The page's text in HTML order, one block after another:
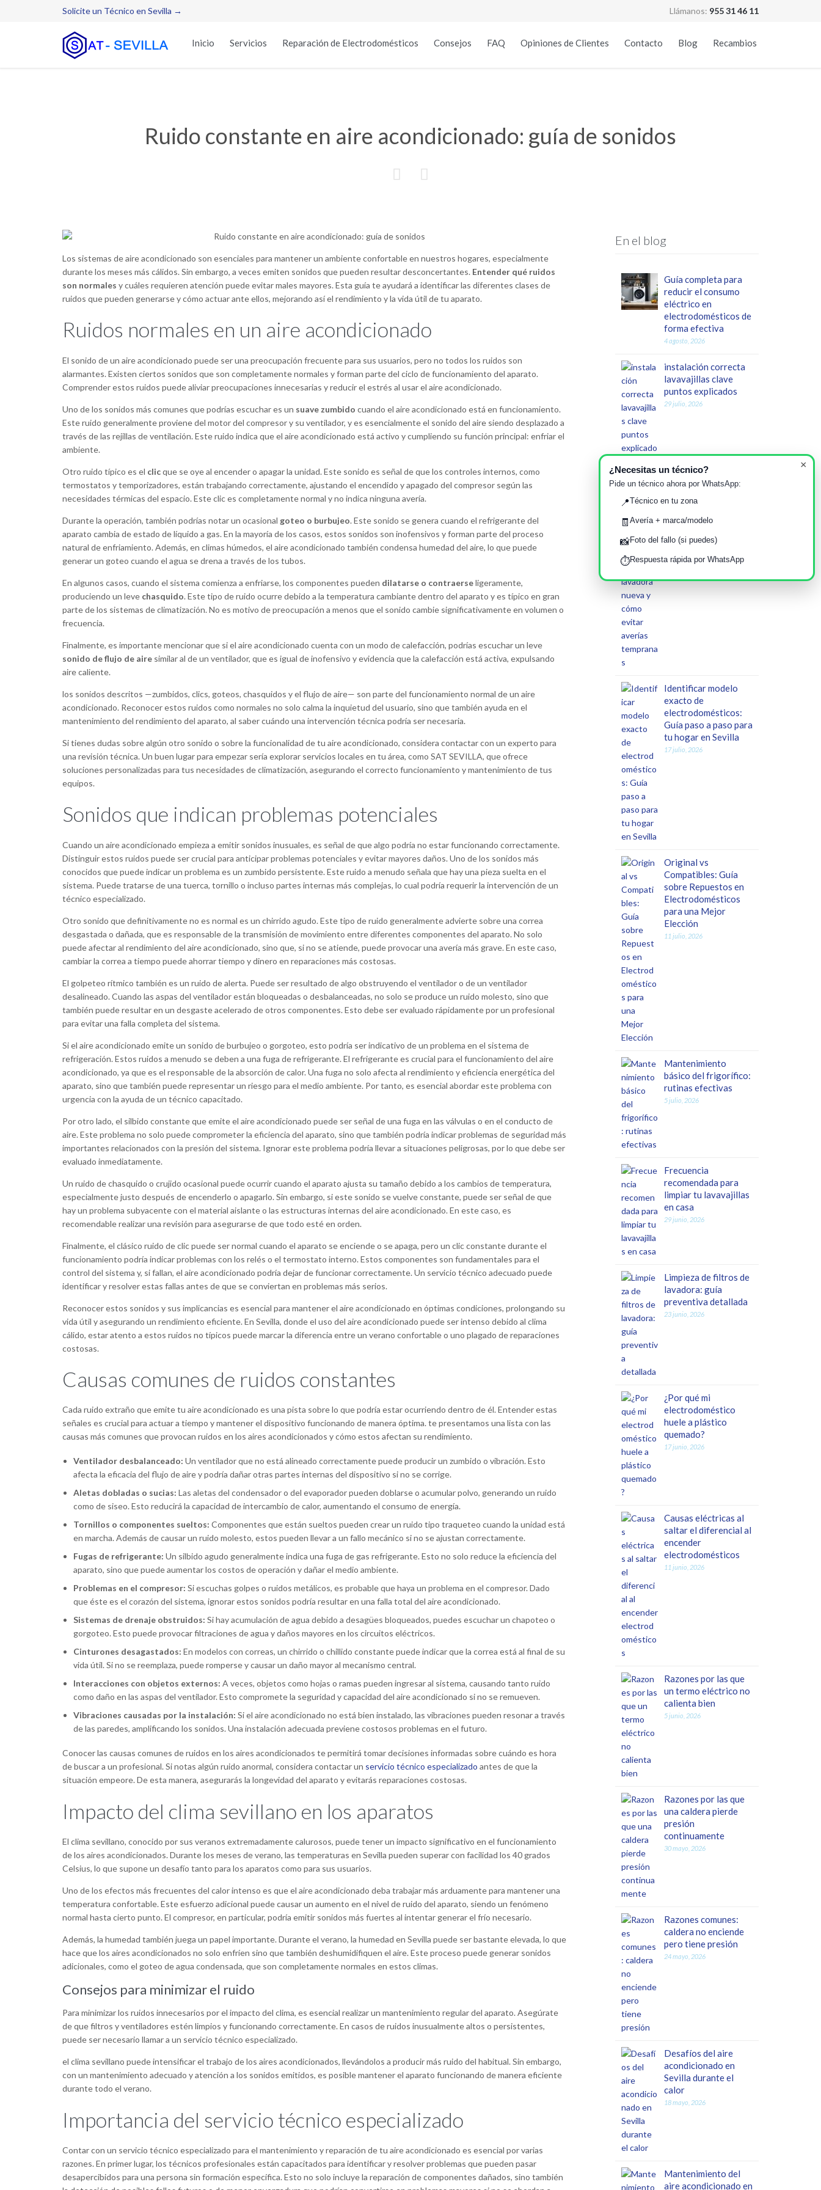
Solicite un Técnico en Sevilla → Llámanos: 955 31 46 11
Inicio Servicios Reparación de Electrodomésticos Consejos FAQ Opiniones de Clientes Contacto Blog Recambios
Ruido constante en aire acondicionado: guía de sonidos
 
Los sistemas de aire acondicionado son esenciales para mantener un ambiente confortable en nuestros hogares, especialmente
durante los meses más cálidos. Sin embargo, a veces emiten sonidos que pueden resultar desconcertantes. Entender qué ruidos
son normales y cuáles requieren atención puede evitar males mayores. Esta guía te ayudará a identificar las diferentes clases de
ruidos que pueden generarse y cómo actuar ante ellos, mejorando así el rendimiento y la vida útil de tu aparato.
Ruidos normales en un aire acondicionado
El sonido de un aire acondicionado puede ser una preocupación frecuente para sus usuarios, pero no todos los ruidos son
alarmantes. Existen ciertos sonidos que son completamente normales y forman parte del ciclo de funcionamiento del aparato.
Comprender estos ruidos puede aliviar preocupaciones innecesarias y reducir el estrés al usar el aire acondicionado.
Uno de los sonidos más comunes que podrías escuchar es un suave zumbido cuando el aire acondicionado está en funcionamiento.
Este ruido generalmente proviene del motor del compresor y su ventilador, y es esencialmente el sonido del aire siendo desplazado a
través de las rejillas de ventilación. Este ruido indica que el aire acondicionado está activo y cumpliendo su función principal: enfriar el
ambiente.
Otro ruido típico es el clicque se oye al encender o apagar la unidad. Este sonido es señal de que los controles internos, como
termostatos y temporizadores, están trabajando correctamente, ajustando el encendido y apagado del compresor según las
necesidades térmicas del espacio. Este clic es completamente normal y no indica ninguna avería.
Durante la operación, también podrías notar un ocasional goteo o burbujeo. Este sonido se genera cuando el refrigerante del
aparato cambia de estado de líquido a gas. En la mayoría de los casos, estos sonidos son inofensivos y forman parte del proceso
natural de enfriamiento. Además, en climas húmedos, el aire acondicionado también condensa humedad del aire, lo que puede
generar un goteo cuando el agua se drena a través de los tubos.
En algunos casos, cuando el sistema comienza a enfriarse, los componentes pueden dilatarse o contraerseligeramente,
produciendo un leve chasquido. Este tipo de ruido ocurre debido a la temperatura cambiante dentro del aparato y es típico en gran
parte de los sistemas de climatización. No es motivo de preocupación a menos que el sonido cambie significativamente en volumen o
frecuencia.
Finalmente, es importante mencionar que si el aire acondicionado cuenta con un modo de calefacción, podrías escuchar un leve
sonido de flujo de aire similar al de un ventilador, que es igual de inofensivo y evidencia que la calefacción está activa, expulsando
aire caliente.
los sonidos descritos —zumbidos, clics, goteos, chasquidos y el flujo de aire— son parte del funcionamiento normal de un aire
acondicionado. Reconocer estos ruidos como normales no solo calma la inquietud del usuario, sino que también ayuda en el
mantenimiento del rendimiento del aparato, al saber cuándo una intervención técnica podría ser necesaria.
Si tienes dudas sobre algún otro sonido o sobre la funcionalidad de tu aire acondicionado, considera contactar con un experto para
una revisión técnica. Un buen lugar para empezar sería explorar servicios locales en tu área, como SAT SEVILLA, que ofrece
soluciones personalizadas para tus necesidades de climatización, asegurando el correcto funcionamiento y mantenimiento de tus
equipos.
Sonidos que indican problemas potenciales
Cuando un aire acondicionado empieza a emitir sonidos inusuales, es señal de que algo podría no estar funcionando correctamente.
Distinguir estos ruidos puede ser crucial para anticipar problemas potenciales y evitar mayores daños. Uno de los sonidos más
conocidos que puede indicar un problema es un zumbido persistente. Este ruido a menudo señala que hay una pieza suelta en el
sistema. Puede tratarse de una tuerca, tornillo o incluso partes internas más complejas, lo cual podría requerir la intervención de un
técnico especializado.
Otro sonido que definitivamente no es normal es un chirrido agudo. Este tipo de ruido generalmente advierte sobre una correa
desgastada o dañada, que es responsable de la transmisión de movimiento entre diferentes componentes del aparato. No solo
puede afectar al rendimiento del aire acondicionado, sino que, si no se atiende, puede provocar una avería más grave. En este caso,
cambiar la correa a tiempo puede ahorrar tiempo y dinero en reparaciones más costosas.
El golpeteo rítmico también es un ruido de alerta. Puede ser resultado de algo obstruyendo el ventilador o de un ventilador
desalineado. Cuando las aspas del ventilador están bloqueadas o desbalanceadas, no solo se produce un ruido molesto, sino que
también puede resultar en un desgaste acelerado de otros componentes. Esto debe ser evaluado rápidamente por un profesional
para evitar una falla completa del sistema.
Si el aire acondicionado emite un sonido de burbujeo o gorgoteo, esto podría ser indicativo de un problema en el sistema de
refrigeración. Estos ruidos a menudo se deben a una fuga de refrigerante. El refrigerante es crucial para el funcionamiento del aire
acondicionado, ya que es el responsable de la absorción de calor. Una fuga no solo afecta al rendimiento y eficiencia energética del
aparato, sino que también puede representar un riesgo para el medio ambiente. Por tanto, es esencial abordar este problema con
urgencia con la ayuda de un técnico capacitado.
Por otro lado, el silbido constante que emite el aire acondicionado puede ser señal de una fuga en las válvulas o en el conducto de
aire. Este problema no solo puede comprometer la eficiencia del aparato, sino que también podría indicar problemas de seguridad más
importantes relacionados con la presión del sistema. Ignorar este problema podría llevar a situaciones peligrosas, por lo que debe ser
evaluado inmediatamente.
Un ruido de chasquido o crujido ocasional puede ocurrir cuando el aparato ajusta su tamaño debido a los cambios de temperatura,
especialmente justo después de encenderlo o apagarlo. Sin embargo, si este sonido se vuelve constante, puede ser señal de que
hay un problema subyacente con el material aislante o las estructuras internas del aire acondicionado. En este caso, es
recomendable realizar una revisión para asegurarse de que todo esté en orden.
Finalmente, el clásico ruido de clic puede ser normal cuando el aparato se enciende o se apaga, pero un clic constante durante el
funcionamiento podría indicar problemas con los relés o el termostato interno. Estos componentes son fundamentales para el
control del sistema y, si fallan, el aire acondicionado podría dejar de funcionar correctamente. Un servicio técnico adecuado puede
identificar y resolver estas fallas antes de que se conviertan en problemas más serios.
Reconocer estos sonidos y sus implicancias es esencial para mantener el aire acondicionado en óptimas condiciones, prolongando su
vida útil y asegurando un rendimiento eficiente. En Sevilla, donde el uso del aire acondicionado puede ser intenso debido al clima
cálido, estar atento a estos ruidos no típicos puede marcar la diferencia entre un verano confortable o uno plagado de reparaciones
costosas.
Causas comunes de ruidos constantes
Cada ruido extraño que emite tu aire acondicionado es una pista sobre lo que podría estar ocurriendo dentro de él. Entender estas
señales es crucial para actuar a tiempo y mantener el dispositivo funcionando de manera óptima. te presentamos una lista con las
causas más comunes que provocan ruidos en los aires acondicionados y cómo estos afectan su rendimiento.
Ventilador desbalanceado: Un ventilador que no está alineado correctamente puede producir un zumbido o vibración. Esto
afecta la eficacia del flujo de aire y podría dañar otras partes internas del dispositivo si no se corrige.
Aletas dobladas o sucias: Las aletas del condensador o del evaporador pueden doblarse o acumular polvo, generando un ruido
como de siseo. Esto reducirá la capacidad de intercambio de calor, aumentando el consumo de energía.
Tornillos o componentes sueltos: Componentes que están sueltos pueden crear un ruido tipo traqueteo cuando la unidad está
en marcha. Además de causar un ruido molesto, estos pueden llevar a un fallo mecánico si no se ajustan correctamente.
Fugas de refrigerante: Un silbido agudo generalmente indica una fuga de gas refrigerante. Esto no solo reduce la eficiencia del
aparato, sino que puede aumentar los costos de operación y dañar el medio ambiente.
Problemas en el compresor: Si escuchas golpes o ruidos metálicos, es probable que haya un problema en el compresor. Dado
que éste es el corazón del sistema, ignorar estos sonidos podría resultar en una falla total del aire acondicionado.
Sistemas de drenaje obstruidos: Si hay acumulación de agua debido a desagües bloqueados, puedes escuchar un chapoteo o
gorgoteo. Esto puede provocar filtraciones de agua y daños mayores en los circuitos eléctricos.
Cinturones desagastados: En modelos con correas, un chirrido o chillido constante puede indicar que la correa está al final de su
vida útil. Si no se reemplaza, puede romperse y causar un daño mayor al mecanismo central.
Interacciones con objetos externos: A veces, objetos como hojas o ramas pueden ingresar al sistema, causando tanto ruido
como daño en las aspas del ventilador. Esto compromete la seguridad y capacidad del aire acondicionado si no se remueven.
Vibraciones causadas por la instalación: Si el aire acondicionado no está bien instalado, las vibraciones pueden resonar a través
de las paredes, amplificando los sonidos. Una instalación adecuada previene costosos problemas en el futuro.
Conocer las causas comunes de ruidos en los aires acondicionados te permitirá tomar decisiones informadas sobre cuándo es hora
de buscar a un profesional. Si notas algún ruido anormal, considera contactar un servicio técnico especializado antes de que la
situación empeore. De esta manera, asegurarás la longevidad del aparato y evitarás reparaciones costosas.
Impacto del clima sevillano en los aparatos
El clima sevillano, conocido por sus veranos extremadamente calurosos, puede tener un impacto significativo en el funcionamiento
de los aires acondicionados. Durante los meses de verano, las temperaturas en Sevilla pueden superar con facilidad los 40 grados
Celsius, lo que supone un desafío tanto para los aparatos como para sus usuarios.
Uno de los efectos más frecuentes del calor intenso es que el aire acondicionado deba trabajar más arduamente para mantener una
temperatura confortable. Este esfuerzo adicional puede causar un aumento en el nivel de ruido del aparato, siendo un fenómeno
normal hasta cierto punto. El compresor, en particular, podría emitir sonidos más fuertes al intentar generar el frío necesario.
Además, la humedad también juega un papel importante. Durante el verano, la humedad en Sevilla puede ser bastante elevada, lo que
hace que los aires acondicionados no solo enfríen sino que también deshumidifiquen el aire. Este proceso puede generar sonidos
adicionales, como el goteo de agua condensada, que son completamente normales en estos climas.
Consejos para minimizar el ruido
Para minimizar los ruidos innecesarios por el impacto del clima, es esencial realizar un mantenimiento regular del aparato. Asegúrate
de que filtros y ventiladores estén limpios y funcionando correctamente. En casos de ruidos inusualmente altos o persistentes,
puede ser necesario llamar a un servicio técnico especializado.
el clima sevillano puede intensificar el trabajo de los aires acondicionados, llevándolos a producir más ruido del habitual. Sin embargo,
con un mantenimiento adecuado y atención a los sonidos emitidos, es posible mantener el aparato funcionando de manera eficiente
durante todo el verano.
Importancia del servicio técnico especializado
Contar con un servicio técnico especializado para el mantenimiento y reparación de tu aire acondicionado es esencial por varias
razones. En primer lugar, los técnicos profesionales están capacitados para identificar y resolver problemas que pueden pasar
desapercibidos para una persona sin formación específica. Esto no solo incluye la reparación de componentes dañados, sino también
En el blog
Guía completa para
reducir el consumo
eléctrico en
electrodomésticos de
forma efectiva
4 agosto, 2026
instalación correcta
lavavajillas clave
puntos explicados
29 julio, 2026
Guía completa de
errores comunes al
nueva y cómo evitar
averías tempranas
Identificar modelo
exacto de
electrodomésticos:
Guía paso a paso para
tu hogar en Sevilla
17 julio, 2026
Original vs
Compatibles: Guía
sobre Repuestos en
Electrodomésticos
para una Mejor
Elección
11 julio, 2026
Mantenimiento
básico del frigorífico:
rutinas efectivas
5 julio, 2026
Frecuencia
recomendada para
limpiar tu lavavajillas
en casa
29 junio, 2026
Limpieza de filtros de
lavadora: guía
preventiva detallada
23 junio, 2026
¿Por qué mi
electrodoméstico
huele a plástico
quemado?
17 junio, 2026
Causas eléctricas al
saltar el diferencial al
encender
electrodomésticos
11 junio, 2026
Razones por las que
un termo eléctrico no
calienta bien
5 junio, 2026
Razones por las que
una caldera pierde
presión
continuamente
30 mayo, 2026
Razones comunes:
caldera no enciende
pero tiene presión
24 mayo, 2026
Desafíos del aire
acondicionado en
Sevilla durante el
calor
18 mayo, 2026
Mantenimiento del
aire acondicionado en
×
¿Necesitas un técnico?
Pide un técnico ahora por WhatsApp:
📍Técnico en tu zona
🧾 Avería + marca/modelo
📸Foto del fallo (si puedes)
⏱️Respuesta rápida por WhatsApp